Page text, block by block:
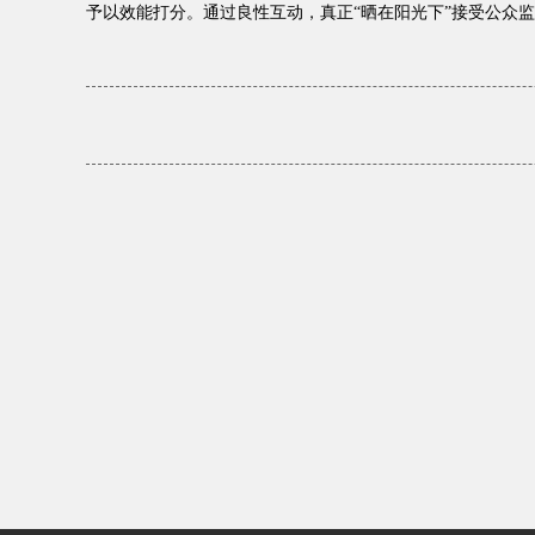
予以效能打分。通过良性互动，真正“晒在阳光下”接受公众